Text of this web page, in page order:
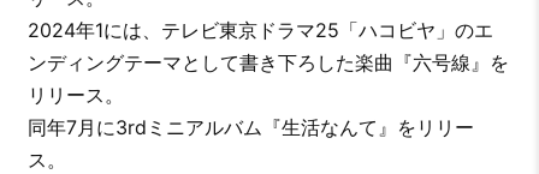
2024年1には、テレビ東京ドラマ25「ハコビヤ」のエ
ンディングテーマとして書き下ろした楽曲『六号線』を
リリース。
同年7月に3rdミニアルバム『生活なんて』をリリー
ス。